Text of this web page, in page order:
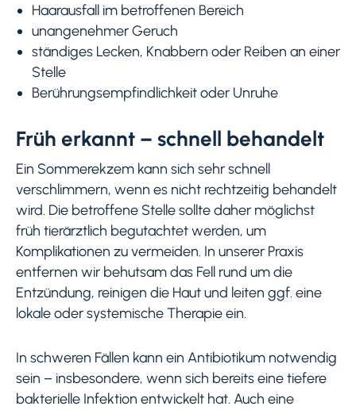
Haarausfall im betroffenen Bereich
unangenehmer Geruch
ständiges Lecken, Knabbern oder Reiben an einer
Stelle
Berührungsempfindlichkeit oder Unruhe
Früh erkannt – schnell behandelt
Ein Sommerekzem kann sich sehr schnell
verschlimmern, wenn es nicht rechtzeitig behandelt
wird. Die betroffene Stelle sollte daher möglichst
früh tierärztlich begutachtet werden, um
Komplikationen zu vermeiden. In unserer Praxis
entfernen wir behutsam das Fell rund um die
Entzündung, reinigen die Haut und leiten ggf. eine
lokale oder systemische Therapie ein.
In schweren Fällen kann ein Antibiotikum notwendig
sein – insbesondere, wenn sich bereits eine tiefere
bakterielle Infektion entwickelt hat. Auch eine